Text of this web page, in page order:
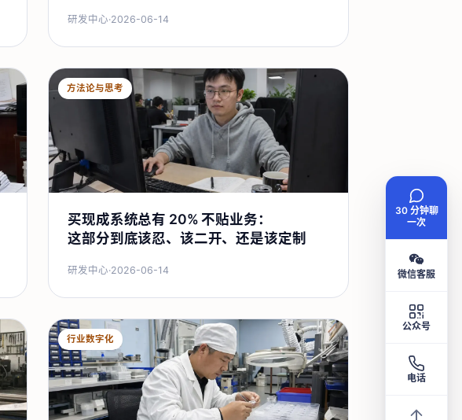
研发中心·2026-06-14
方法论与思考
买现成系统总有 20% 不贴业务：
这部分到底该忍、该二开、还是该定制
研发中心·2026-06-14
行业数字化
30 分钟聊
一次
微信客服
公众号
电话